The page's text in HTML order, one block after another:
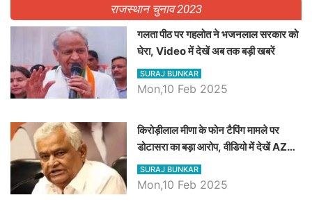
राजस्थान चुनाव 2023
गलता पीठ पर गहलोत ने भजनलाल सरकार को
घेरा, Video में देखें अब तक बड़ी खबरें
SURAJ BUNKAR
Mon,10 Feb 2025
किरोड़ीलाल मीणा के फोन टैपिंग मामले पर
डोटासरा का बड़ा आरोप, वीडियो में देखें AZ
बड़ी खबरें
SURAJ BUNKAR
Mon,10 Feb 2025